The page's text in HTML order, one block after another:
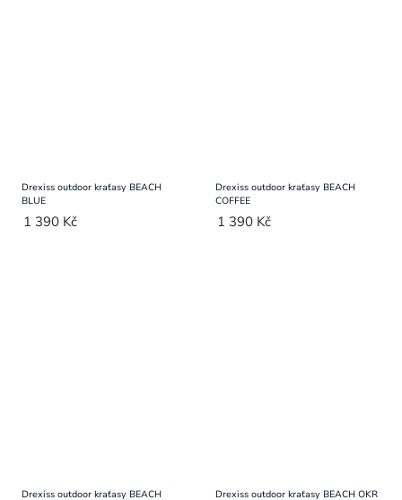
Drexiss outdoor kraťasy BEACH
BLUE
1 390 Kč
Drexiss outdoor kraťasy BEACH
COFFEE
1 390 Kč
Drexiss outdoor kraťasy BEACH
Drexiss outdoor kraťasy BEACH OKR